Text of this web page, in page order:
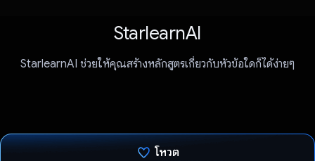
StarlearnAI
StarlearnAI ช่วยให้คุณสร้างหลักสูตรเกี่ยวกับหัวข้อใดก็ได้ง่ายๆ
โหวต